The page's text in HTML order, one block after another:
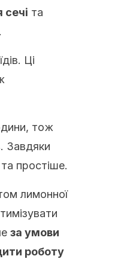
та
Ці
тож
Завдяки
простіше.
лимонної
за умови
роботу